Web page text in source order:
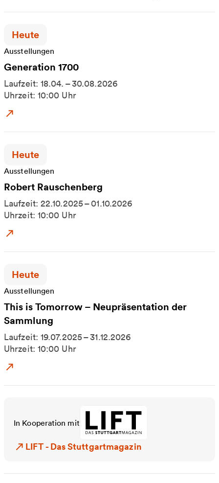
Zeitpunkt der Veranstaltung:
Heute
Ausstellungen
Generation 1700
Laufzeit: 18.04. – 30.08.2026
Uhrzeit: 10:00 Uhr
Zum Event: Generation 1700
Zeitpunkt der Veranstaltung:
Heute
Ausstellungen
Robert Rauschenberg
Laufzeit: 22.10.2025 – 01.10.2026
Uhrzeit: 10:00 Uhr
Zum Event: Robert Rauschenberg
Zeitpunkt der Veranstaltung:
Heute
Ausstellungen
This is Tomorrow – Neupräsentation der
Sammlung
Laufzeit: 19.07.2025 – 31.12.2026
Uhrzeit: 10:00 Uhr
Zum Event: This is Tomorrow – Neupräsentation
In Kooperation mit
LIFT - Das Stuttgartmagazin
LIFT - Das Stuttgartmagazin